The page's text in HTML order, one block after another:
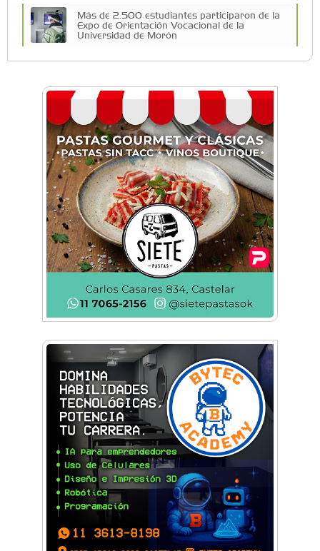
Más de 2.500 estudiantes participaron de la
Expo de Orientación Vocacional de la
Universidad de Morón
vecino que mapeó la luna hacia la que viaja
Castelar Digital
Dr. Omar Battilana: casi cuatro décadas de
odontología en Castelar con una premisa que
no cambió
Emiliano Brancciari inauguró "El Banquito de
Norita", el nuevo ciclo cultural de la Casa
Museo Nora Cortiñas
No funcionará el Ferrocarril Sarmiento por
cuatro días
¡Sí, prometo! Miles de estudiantes de Morón
prometieron lealtad a la bandera
Empresas, emprendedores y cultura se
reunieron en Expo Morón Se Muestra
Empezá a estudiar en agosto: la Universidad
de Morón abrió las inscripciones para el
segundo cuatrimestre